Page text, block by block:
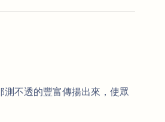
不透的豐富傳揚出來，使眾